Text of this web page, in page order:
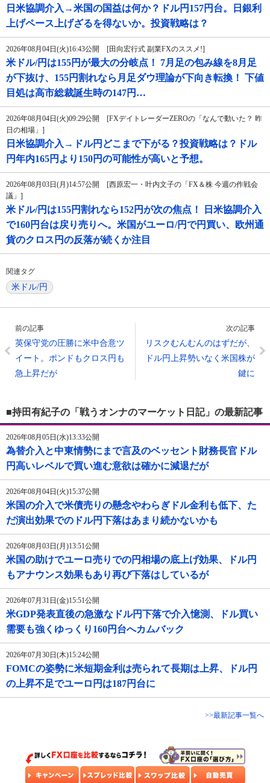
日米協調介入→米国の国益は何か？ドル円157円台。日銀利
上げペース上げざるを得ないか。投資戦略は？
2026年08月04日(火)16:43公開 [田向宏行式 副業FXのススメ!]
米ドル/円は155円が最大の分岐点！ 7月足の包み線を8月足
が下抜け、155円割れなら月足ダウ理論が下向き転換！ 下値
目処は高市総裁誕生時の147円…
2026年08月04日(火)09:29公開 [FXデイトレーダーZEROの「なんで動いた？ 昨
日の相場」]
日米協調介入→ドル円どこまで下がる？投資戦略は？ドル
円年内165円より150円の可能性が高いと予想。
2026年08月03日(月)14:57公開 [西原宏一・叶内文子の「FX＆株 今週の作戦会
議」]
米ドル/円は155円割れなら152円が次の焦点！ 日米協調介入
で160円台は戻り売りへ。米国がユーロ/円で円買い、欧州通
貨のクロス円の反落が続くか注目
関連タグ
米ドル/円
前の記事
英保守党の圧勝に米中合意ツ
イート。ポンドもクロス円も
急上昇だが
次の記事
リスクむんむんのはずだが、
ドル円上昇勢いなく米国株が
鍵に
■持田有紀子の「戦うオンナのマーケット日記」の最新記事
2026年08月05日(水)13:33公開
為替介入と中東情勢にまで言及のベッセント財務長官ドル
円高いレベルで買い進む意欲は確かに減退だが
2026年08月04日(火)15:37公開
米国の介入で米債売りの懸念やわらぎドル金利も低下、た
だ演出効果でのドル円下落はあまり続かないかも
2026年08月03日(月)13:51公開
米国の助けでユーロ売りでの円相場の底上げ効果、ドル円
もアナウンス効果もあり再び下落はしているが
2026年07月31日(金)15:51公開
米GDP発表直後の急激なドル円下落で介入憶測、ドル買い
需要も強くゆっくり160円台へカムバック
2026年07月30日(木)15:24公開
FOMCの姿勢に米短期金利は売られて長期は上昇、ドル円
の上昇不足でユーロ円は187円台に
>>最新記事一覧へ